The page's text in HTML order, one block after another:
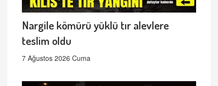
Nargile kömürü yüklü tır alevlere
teslim oldu
7 Ağustos 2026 Cuma